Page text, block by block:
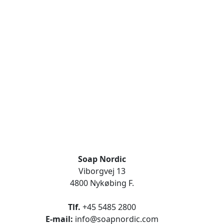
Soap Nordic
Viborgvej 13
4800 Nykøbing F.
Tlf. +45 5485 2800
E-mail: info@soapnordic.com